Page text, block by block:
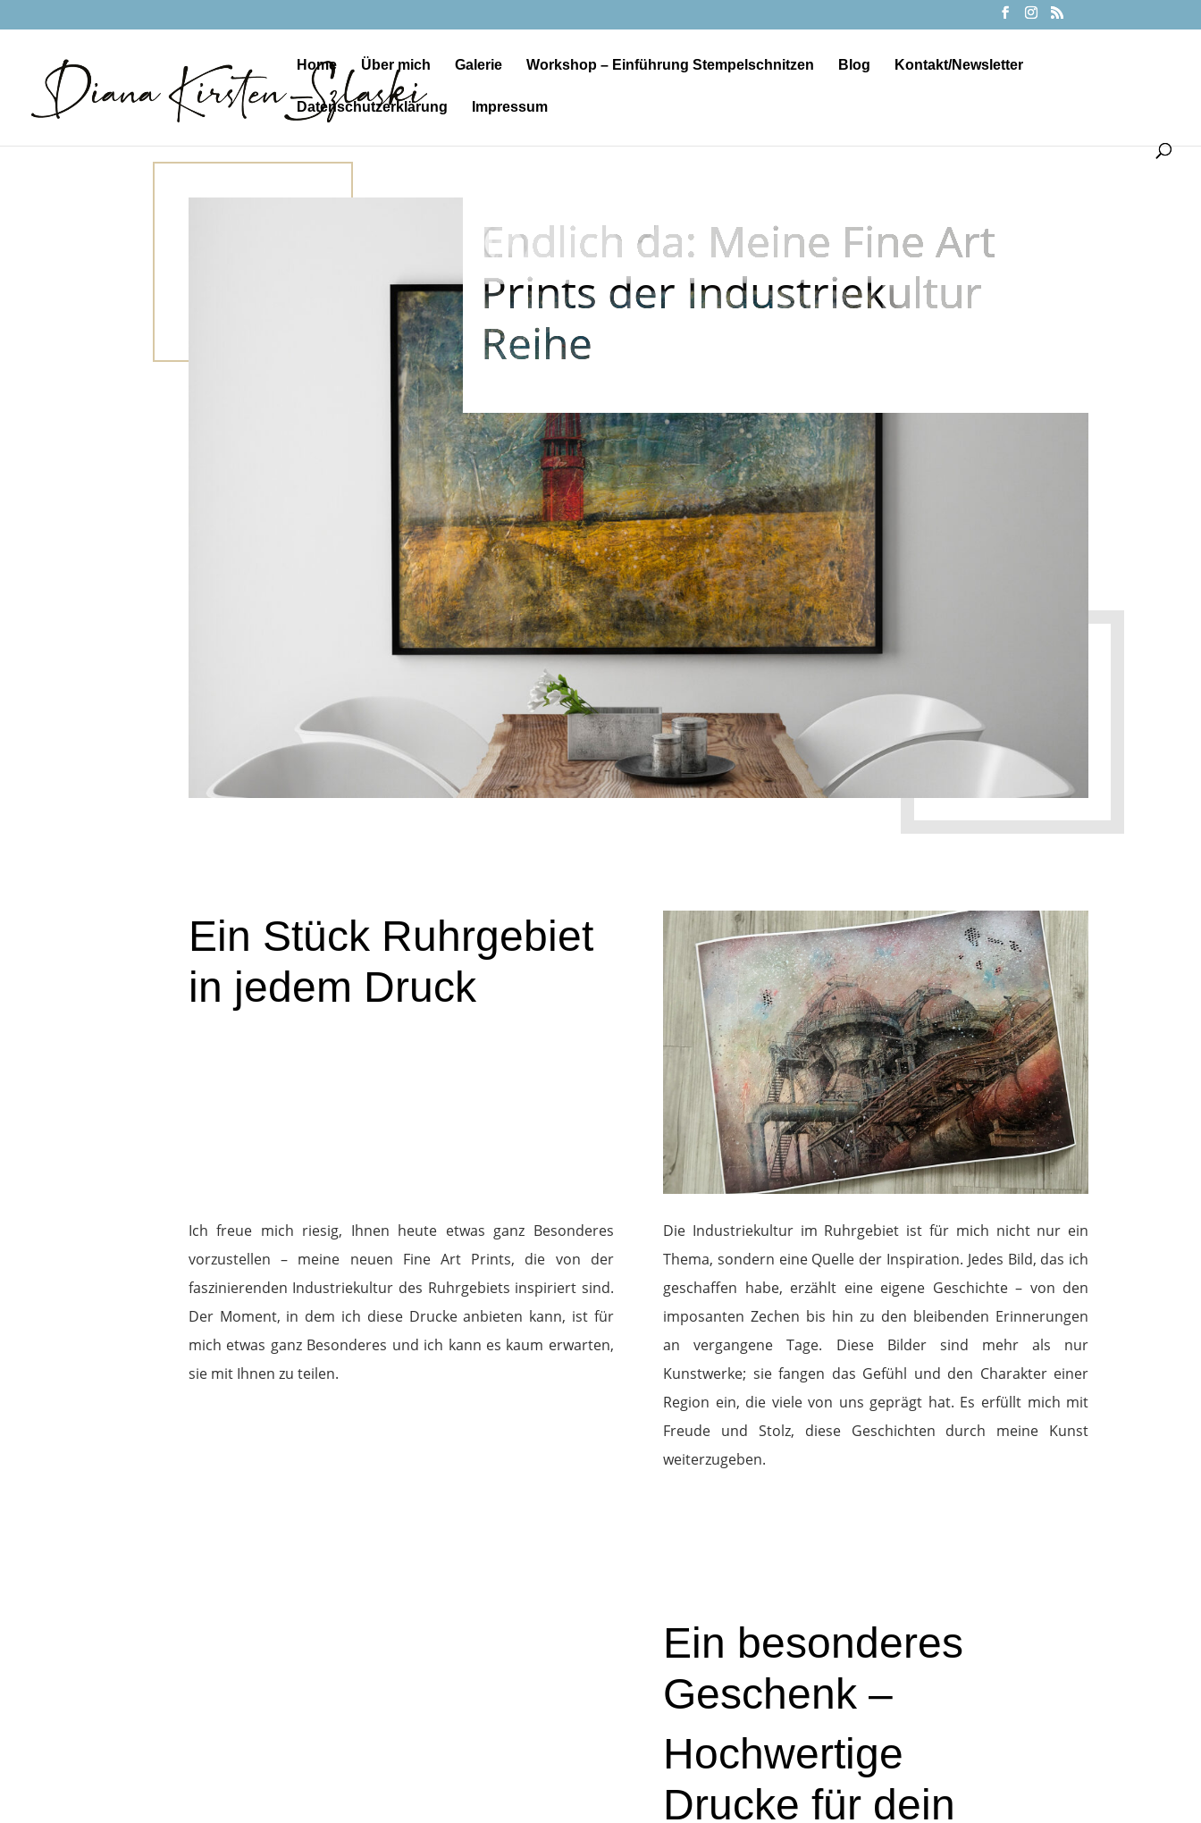
Home Über mich Galerie Workshop – Einführung Stempelschnitzen Blog Kontakt/Newsletter
Datenschutzerklärung Impressum
Endlich da: Meine Fine Art
Prints der Industriekultur
Reihe
Ein Stück Ruhrgebiet
in jedem Druck
Ich freue mich riesig, Ihnen heute etwas ganz Besonderes
vorzustellen – meine neuen Fine Art Prints, die von der
faszinierenden Industriekultur des Ruhrgebiets inspiriert sind.
Der Moment, in dem ich diese Drucke anbieten kann, ist für
mich etwas ganz Besonderes und ich kann es kaum erwarten,
sie mit Ihnen zu teilen.
Die Industriekultur im Ruhrgebiet ist für mich nicht nur ein
Thema, sondern eine Quelle der Inspiration. Jedes Bild, das ich
geschaffen habe, erzählt eine eigene Geschichte – von den
imposanten Zechen bis hin zu den bleibenden Erinnerungen
an vergangene Tage. Diese Bilder sind mehr als nur
Kunstwerke; sie fangen das Gefühl und den Charakter einer
Region ein, die viele von uns geprägt hat. Es erfüllt mich mit
Freude und Stolz, diese Geschichten durch meine Kunst
weiterzugeben.
Ein besonderes
Geschenk –
Hochwertige
Drucke für dein